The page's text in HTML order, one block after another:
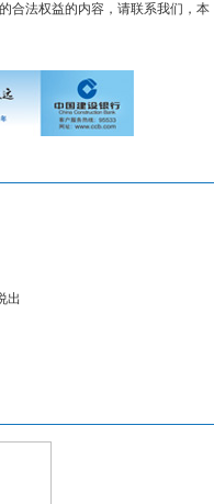
合法权益的内容，请联系我们，本
出